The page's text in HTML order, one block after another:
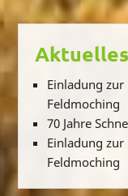
Aktuelles
Einladung zur
Feldmoching
70 Jahre
Einladung zur
Feldmoching